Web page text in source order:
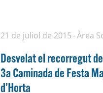
21 de juliol de 2015 Àrea
Desvelat el recorregut
3a Caminada de Festa
d’Horta